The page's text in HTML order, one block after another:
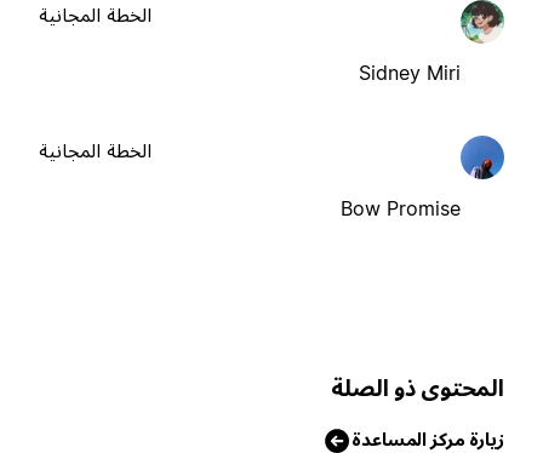
Sidney Miri
الخطة المجانية
Bow Promise
الخطة المجانية
ذو الصلة
مركز المساعدة